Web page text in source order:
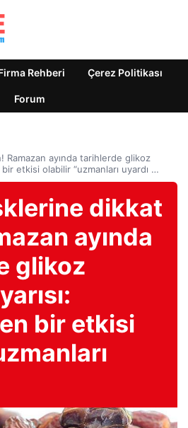
Rehberi Çerez Politikası
Forum
Ramazan ayında tarihlerde glikoz
etkisi olabilir “uzmanları uyardı …
dikkat
ayında
glikoz
bir etkisi